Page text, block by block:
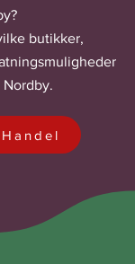
butikker,